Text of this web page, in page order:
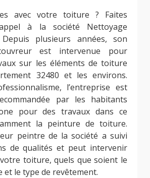
avec votre toiture ? Faites
à la société Nettoyage
plusieurs années, son
est intervenue pour
sur les éléments de toiture
32480 et les environs.
l’entreprise est
par les habitants
pour des travaux dans ce
la peinture de toiture.
peintre de la société a suivi
de qualités et peut intervenir
toiture, quels que soient le
et le type de revêtement.